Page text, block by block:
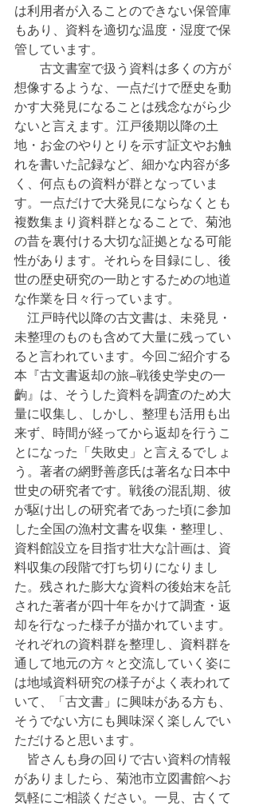
は利用者が入ることのできない保管庫
もあり、資料を適切な温度・湿度で保
管しています。
古文書室で扱う資料は多くの方が
想像するような、一点だけで歴史を動
かす大発見になることは残念ながら少
ないと言えます。江戸後期以降の土
地・お金のやりとりを示す証文やお触
れを書いた記録など、細かな内容が多
く、何点もの資料が群となっていま
す。一点だけで大発見にならなくとも
複数集まり資料群となることで、菊池
の昔を裏付ける大切な証拠となる可能
性があります。それらを目録にし、後
世の歴史研究の一助とするための地道
な作業を日々行っています。
江戸時代以降の古文書は、未発見・
未整理のものも含めて大量に残ってい
ると言われています。今回ご紹介する
本『古文書返却の旅―戦後史学史の一
齣』は、そうした資料を調査のため大
量に収集し、しかし、整理も活用も出
来ず、時間が経ってから返却を行うこ
とになった「失敗史」と言えるでしょ
う。著者の網野善彦氏は著名な日本中
世史の研究者です。戦後の混乱期、彼
が駆け出しの研究者であった頃に参加
した全国の漁村文書を収集・整理し、
資料館設立を目指す壮大な計画は、資
料収集の段階で打ち切りになりまし
た。残された膨大な資料の後始末を託
された著者が四十年をかけて調査・返
却を行なった様子が描かれています。
それぞれの資料群を整理し、資料群を
通して地元の方々と交流していく姿に
は地域資料研究の様子がよく表われて
いて、「古文書」に興味がある方も、
そうでない方にも興味深く楽しんでい
ただけると思います。
皆さんも身の回りで古い資料の情報
がありましたら、菊池市立図書館へお
気軽にご相談ください。一見、古くて